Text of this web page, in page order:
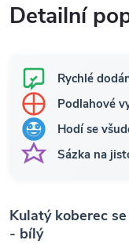
Detailní
Rychlé
Podlahové
Hodí se
Sázka na
Kulatý koberec
- bílý